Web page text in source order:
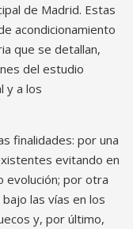
de Madrid. Estas
acondicionamiento
que se detallan,
del estudio
y a los
finalidades: por una
evitando en
evolución; por otra
las vías en los
y, por último,